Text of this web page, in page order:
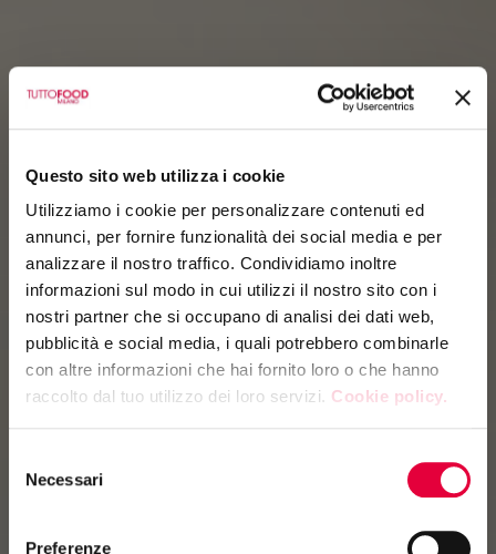
Questo sito web utilizza i cookie
Utilizziamo i cookie per personalizzare contenuti ed
annunci, per fornire funzionalità dei social media e per
analizzare il nostro traffico. Condividiamo inoltre
informazioni sul modo in cui utilizzi il nostro sito con i
nostri partner che si occupano di analisi dei dati web,
pubblicità e social media, i quali potrebbero combinarle
con altre informazioni che hai fornito loro o che hanno
raccolto dal tuo utilizzo dei loro servizi. Cookie policy.
delNecessari
Preferenze